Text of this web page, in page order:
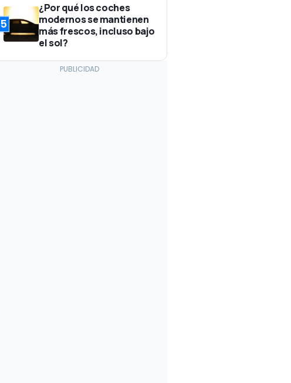
5
¿Por qué los coches
modernos se mantienen
más frescos, incluso bajo
el sol?